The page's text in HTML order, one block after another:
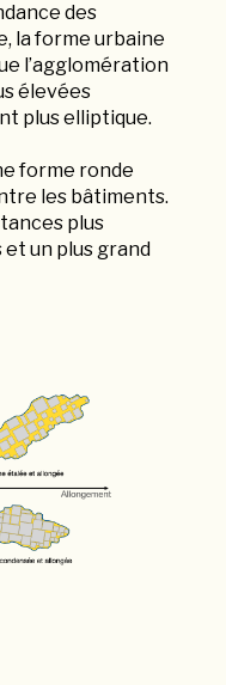
des
la forme urbaine
l’agglomération
élevées
plus elliptique.
forme ronde
les bâtiments.
plus
un plus grand